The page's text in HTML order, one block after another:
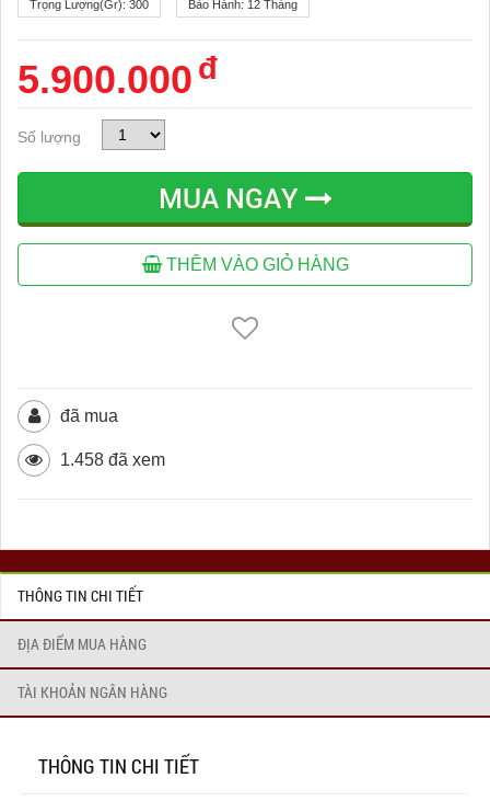
Trọng Lượng(gr): 300 Bảo Hành: 12 Tháng
5.900.000 đ
Số lượng
MUA NGAY
THÊM VÀO GIỎ HÀNG
đã mua
1.458 đã xem
THÔNG TIN CHI TIẾT
ĐỊA ĐIỂM MUA HÀNG
TÀI KHOẢN NGÂN HÀNG
THÔNG TIN CHI TIẾT